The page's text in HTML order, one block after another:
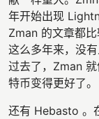
年开始出现
Zman 的文章都比
这么多年来，没
过去了，Zman
特币变得更好了。
还有 Hebasto 。